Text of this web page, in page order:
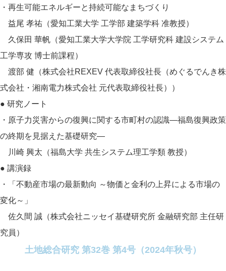
・再生可能エネルギーと持続可能なまちづくり
益尾 孝祐（愛知工業大学 工学部 建築学科 准教授）
久保田 華帆（愛知工業大学大学院 工学研究科 建設システム
工学専攻 博士前課程）
渡部 健（株式会社REXEV 代表取締役社長（めぐるでんき株
式会社・湘南電力株式会社 元代表取締役社長））
● 研究ノート
・原子力災害からの復興に関する市町村の認識―福島復興政策
の終期を見据えた基礎研究―
川崎 興太（福島大学 共生システム理工学類 教授）
● 講演録
・「不動産市場の最新動向 ～物価と金利の上昇による市場の
変化～」
佐久間 誠（株式会社ニッセイ基礎研究所 金融研究部 主任研
究員）
土地総合研究 第32巻 第4号（2024年秋号）